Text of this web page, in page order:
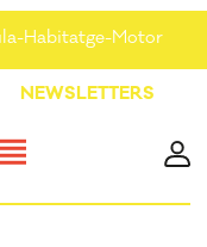
-Habitatge-Motor-
NEWSLETTERS